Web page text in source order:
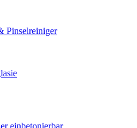
Pinselreiniger
einbetonierbar